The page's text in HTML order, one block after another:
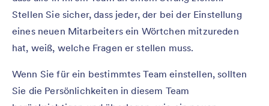
Stellen Sie sicher, dass jeder, der bei der Einstellung
eines neuen Mitarbeiters ein Wörtchen mitzureden
hat, weiß, welche Fragen er stellen muss.
Wenn Sie für ein bestimmtes Team einstellen, sollten
Sie die Persönlichkeiten in diesem Team